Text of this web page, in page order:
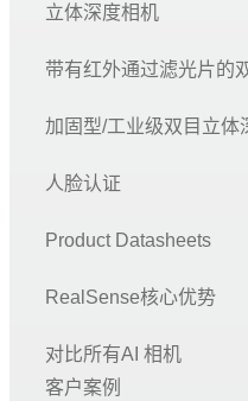
立体深度相机
带有红外通过滤光片的
加固型/工业级双目立体
人脸认证
Product Datasheets
RealSense核心优势
对比所有AI 相机
客户案例